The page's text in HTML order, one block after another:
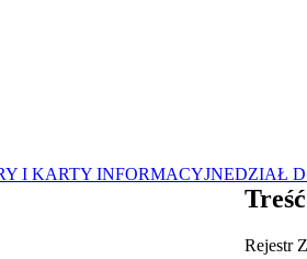
I KARTY INFORMACYJNEDZIAŁ
Rejestr